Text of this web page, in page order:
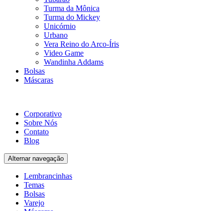
Turma da Mônica
Turma do Mickey
Unicórnio
Urbano
Vera Reino do Arco-Íris
Video Game
Wandinha Addams
Bolsas
Máscaras
Corporativo
Sobre Nós
Contato
Blog
Alternar navegação
Lembrancinhas
Temas
Bolsas
Varejo